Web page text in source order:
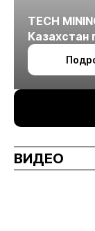
TECH
Казахстан
октября в
ВИДЕО